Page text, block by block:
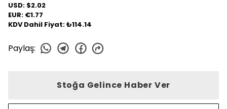
USD: $2.02
EUR: €1.77
KDV Dahil Fiyat: ₺114.14
Paylaş:
Stoğa Gelince Haber Ver